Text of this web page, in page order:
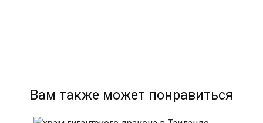
Вам также может понравиться